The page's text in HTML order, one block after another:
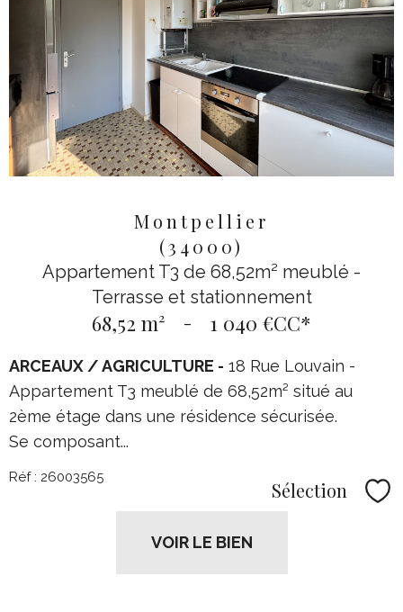
Montpellier
(34000)
Appartement T3 de 68,52m² meublé -
Terrasse et stationnement
68,52 m² - 1 040 €CC*
ARCEAUX / AGRICULTURE - 18 Rue Louvain -
Appartement T3 meublé de 68,52m² situé au
2ème étage dans une résidence sécurisée.
Se composant...
Réf : 26003565
Sélection
VOIR LE BIEN